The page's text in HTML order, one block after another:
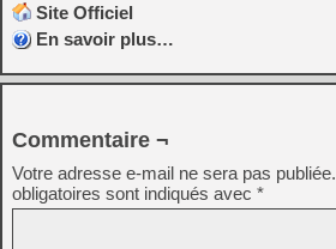
Site Officiel
En savoir plus…
Commentaire ¬
Votre adresse e-mail ne sera pas publiée.
obligatoires sont indiqués avec *